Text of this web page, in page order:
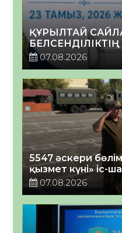
ҚҰРЫЛТАЙ
БЕЛСЕНДІЛІКТІҢ
07.08.2026
5547 әскери
қызмет күні» іс-
07.08.2026